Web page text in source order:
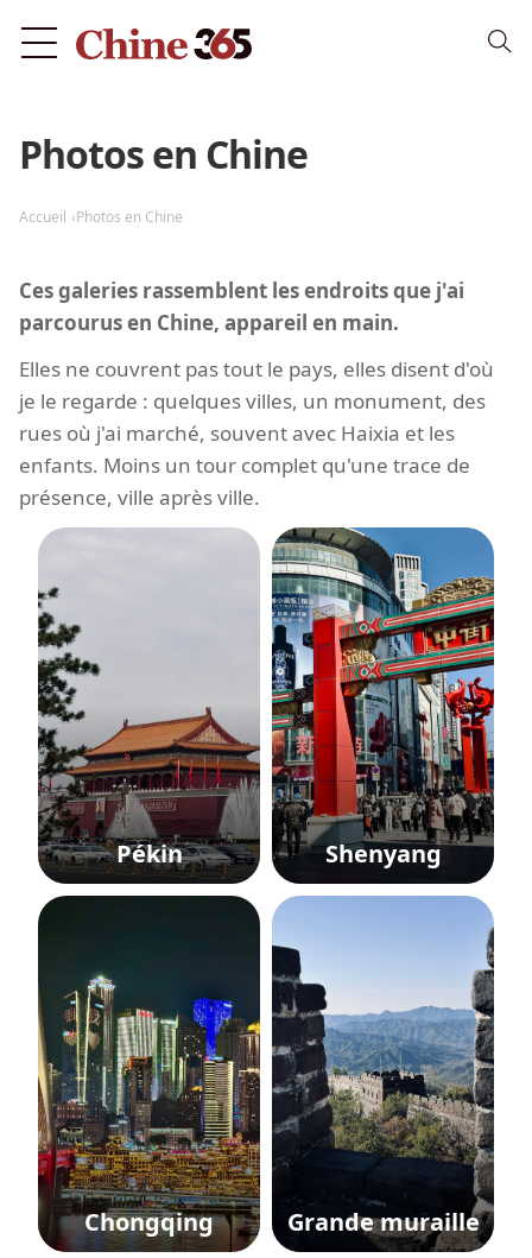
Photos en Chine
Accueil Photos en Chine
Ces galeries rassemblent les endroits que j'ai
parcourus en Chine, appareil en main.
Elles ne couvrent pas tout le pays, elles disent d'où
je le regarde : quelques villes, un monument, des
rues où j'ai marché, souvent avec Haixia et les
enfants. Moins un tour complet qu'une trace de
présence, ville après ville.
Pékin Shenyang
Chongqing Grande muraille